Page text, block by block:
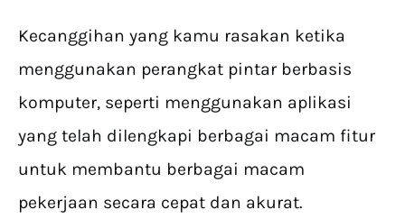
Kecanggihan yang kamu rasakan ketika
menggunakan perangkat pintar berbasis
komputer, seperti menggunakan aplikasi
yang telah dilengkapi berbagai macam fitur
untuk membantu berbagai macam
pekerjaan secara cepat dan akurat.